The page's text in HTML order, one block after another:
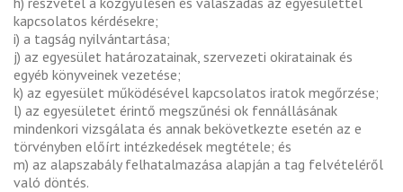
kapcsolatos kérdésekre;
i) a tagság nyilvántartása;
j) az egyesület határozatainak, szervezeti okiratainak és
egyéb könyveinek vezetése;
k) az egyesület működésével kapcsolatos iratok megőrzése;
l) az egyesületet érintő megszűnési ok fennállásának
mindenkori vizsgálata és annak bekövetkezte esetén az e
törvényben előírt intézkedések megtétele; és
m) az alapszabály felhatalmazása alapján a tag felvételéről
való döntés.